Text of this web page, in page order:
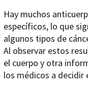
Hay muchos
específicos, lo que
algunos tipos de
Al observar estos
el cuerpo y otra
los médicos a